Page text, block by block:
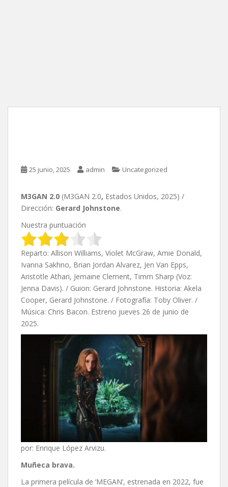
25 junio, 2025 admin Uncategorized
M3GAN 2.0 (M3GAN 2.0, Estados Unidos, 2025) /
Dirección: Gerard Johnstone.
Nuestra puntuación
Reparto: Allison Williams, Violet McGraw, Amie Donald,
Ivanna Sakhno, Brian Jordan Alvarez, Jen Van Epps,
Aristotle Athari, Jemaine Clement, Timm Sharp (Voz:
Jenna Davis). / Guion: Gerard Johnstone. Historia: Akela
Cooper, Gerard Johnstone. / Fotografía: Toby Oliver. /
Música: Chris Bacon. Estreno jueves 26 de junio de
2025.
por: Enrique López Arvizu.
Muñeca brava.
La primera película de ‘MEGAN’, estrenada en 2022, fue